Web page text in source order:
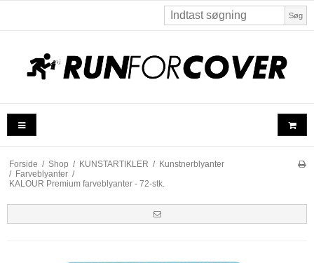
Søg
Forside / Shop / KUNSTARTIKLER / Kunstnerblyanter
/ Farveblyanter /
KALOUR Premium farveblyanter - 72-stk.